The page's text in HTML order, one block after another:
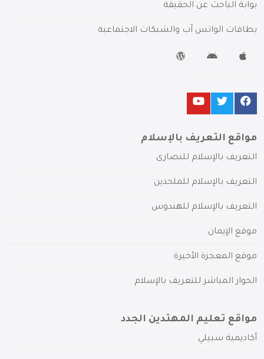
بوابة الباحث عن الحقيقة
بطاقات الواتس آب والشبكات الاجتماعية
مواقع التعريف بالإسلام
التعريف بالإسلام للنصارى
التعريف بالإسلام للملحدين
التعريف بالإسلام للهندوس
موقع الإيمان
موقع المعجزة الأخيرة
الحوار المباشر للتعريف بالإسلام
مواقع تعليم المهتدين الجدد
أكاديمية سبيلي